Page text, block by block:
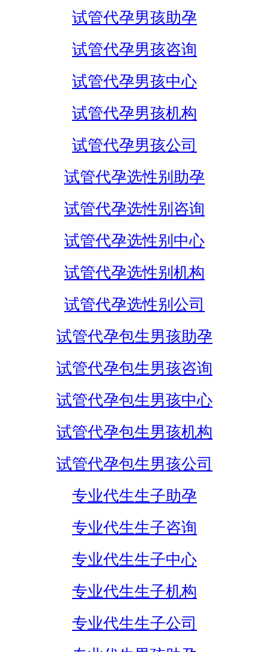
试管代孕男孩助孕
试管代孕男孩咨询
试管代孕男孩中心
试管代孕男孩机构
试管代孕男孩公司
试管代孕选性别助孕
试管代孕选性别咨询
试管代孕选性别中心
试管代孕选性别机构
试管代孕选性别公司
试管代孕包生男孩助孕
试管代孕包生男孩咨询
试管代孕包生男孩中心
试管代孕包生男孩机构
试管代孕包生男孩公司
专业代生生子助孕
专业代生生子咨询
专业代生生子中心
专业代生生子机构
专业代生生子公司